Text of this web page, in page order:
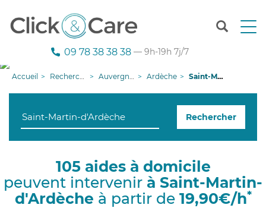
T
n
g
i
o
09 78 38 38 38 — 9h-19h 7j/7
Accueil Recherche aide à domicile Auvergne-Rhône-Alpes Ardèche Saint-Martin-d'Ardèche
Rechercher
105 aides à domicile
peuvent intervenir à Saint-Martin-
d'Ardèche à partir de 19,90€/h*